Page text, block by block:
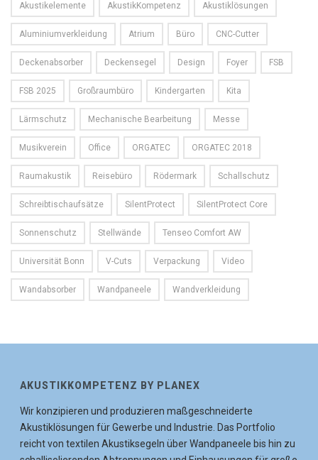
Akustikelemente AkustikKompetenz Akustiklösungen
Aluminiumverkleidung Atrium Büro CNC-Cutter
Deckenabsorber Deckensegel Design Foyer FSB
FSB 2025 Großraumbüro Kindergarten Kita
Lärmschutz Mechanische Bearbeitung Messe
Musikverein Office ORGATEC ORGATEC 2018
Raumakustik Reisebüro Rödermark Schallschutz
Schreibtischaufsätze SilentProtect SilentProtect Core
Sonnenschutz Stellwände Tenseo Comfort AW
Universität Bonn V-Cuts Verpackung Video
Wandabsorber Wandpaneele Wandverkleidung
AKUSTIKKOMPETENZ BY PLANEX
Wir konzipieren und produzieren maßgeschneiderte
Akustiklösungen für Gewerbe und Industrie. Das Portfolio
reicht von textilen Akustiksegeln über Wandpaneele bis hin zu